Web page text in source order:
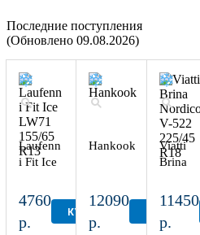
Последние поступления
(Обновлено 09.08.2026)
Laufenn
i Fit Ice
155/65
4760
р.
КУПИТЬ
Hankook
12090
р.
Viatti
Brina
V-522
R18
11450
р.